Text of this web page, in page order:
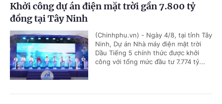
Khởi công dự án điện mặt trời gần 7.800 tỷ
đồng tại Tây Ninh
(Chinhphu.vn) - Ngày 4/8, tại tỉnh Tây
Ninh, Dự án Nhà máy điện mặt trời
Dầu Tiếng 5 chính thức được khởi
công với tổng mức đầu tư 7.774 tỷ...